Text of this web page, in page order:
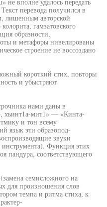
перевода получился в
лишенным авторской
гамзатовского
образности,
и метафоры нивелированы
строение не воссоздано
короткий стих, повторы
и убыстряют
нами даны в
хъинт1а-мит1» — «Кинта-
и тон всему
язык эти образопод-
звуки
инструмента). Функция этих
пандура, соответствующего
семисложного на
для произношения слов
темпа и ритма стиха, к